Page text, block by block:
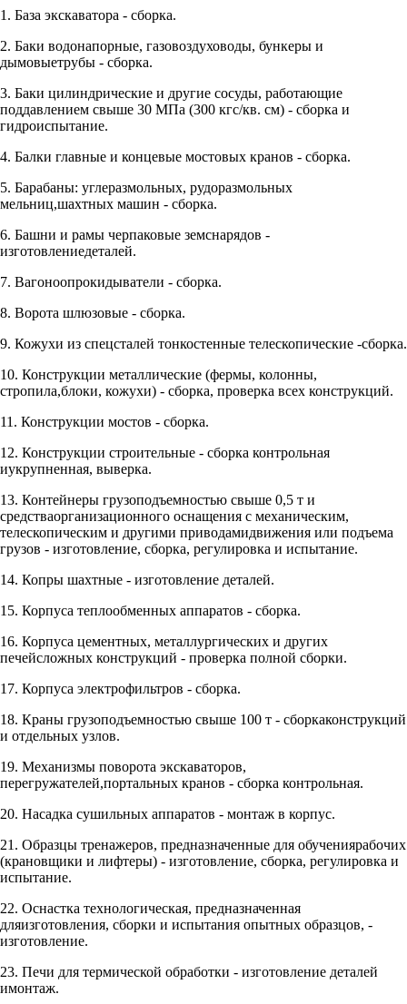
1. База экскаватора - сборка.
2. Баки водонапорные, газовоздуховоды, бункеры и
дымовыетрубы - сборка.
3. Баки цилиндрические и другие сосуды, работающие
поддавлением свыше 30 МПа (300 кгс/кв. см) - сборка и
гидроиспытание.
4. Балки главные и концевые мостовых кранов - сборка.
5. Барабаны: углеразмольных, рудоразмольных
мельниц,шахтных машин - сборка.
6. Башни и рамы черпаковые земснарядов -
изготовлениедеталей.
7. Вагоноопрокидыватели - сборка.
8. Ворота шлюзовые - сборка.
9. Кожухи из спецсталей тонкостенные телескопические -сборка.
10. Конструкции металлические (фермы, колонны,
стропила,блоки, кожухи) - сборка, проверка всех конструкций.
11. Конструкции мостов - сборка.
12. Конструкции строительные - сборка контрольная
иукрупненная, выверка.
13. Контейнеры грузоподъемностью свыше 0,5 т и
средстваорганизационного оснащения с механическим,
телескопическим и другими приводамидвижения или подъема
грузов - изготовление, сборка, регулировка и испытание.
14. Копры шахтные - изготовление деталей.
15. Корпуса теплообменных аппаратов - сборка.
16. Корпуса цементных, металлургических и других
печейсложных конструкций - проверка полной сборки.
17. Корпуса электрофильтров - сборка.
18. Краны грузоподъемностью свыше 100 т - сборкаконструкций
и отдельных узлов.
19. Механизмы поворота экскаваторов,
перегружателей,портальных кранов - сборка контрольная.
20. Насадка сушильных аппаратов - монтаж в корпус.
21. Образцы тренажеров, предназначенные для обучениярабочих
(крановщики и лифтеры) - изготовление, сборка, регулировка и
испытание.
22. Оснастка технологическая, предназначенная
дляизготовления, сборки и испытания опытных образцов, -
изготовление.
23. Печи для термической обработки - изготовление деталей
имонтаж.